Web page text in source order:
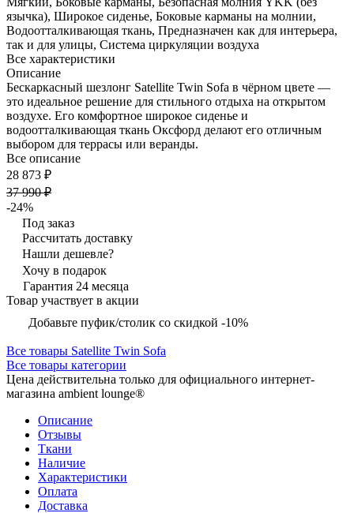
язычка), Широкое сиденье, Боковые карманы на молнии,
Водоотталкивающая ткань, Предназначен как для интерьера,
так и для улицы, Система циркуляции воздуха
Все характеристики
Описание
Бескаркасный шезлонг Satellite Twin Sofa в чёрном цвете —
это идеальное решение для стильного отдыха на открытом
воздухе. Его комфортное широкое сиденье и
водоотталкивающая ткань Оксфорд делают его отличным
выбором для террасы или веранды.
Все описание
28 873 ₽
37 990 ₽
-24%
Под заказ
Рассчитать доставку
Нашли дешевле?
Хочу в подарок
Гарантия 24 месяца
Товар участвует в акции
Добавьте пуфик/столик со скидкой -10%
Все товары Satellite Twin Sofa
Все товары категории
Цена действительна только для официального интернет-
магазина ambient lounge®
Описание
Отзывы
Ткани
Наличие
Характеристики
Оплата
Доставка